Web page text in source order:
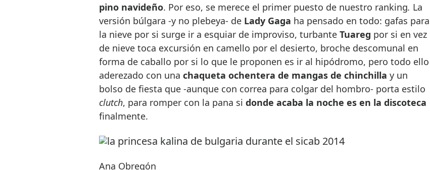
pino navideño. Por eso, se merece el primer puesto de nuestro ranking. La
versión búlgara -y no plebeya- deLady Gaga ha pensado en todo: gafas para
la nieve por si surge ir a esquiar de improviso, turbante Tuareg por si en vez
de nieve toca excursión en camello por el desierto, broche descomunal en
forma de caballo por si lo que le proponen es ir al hipódromo, pero todo ello
aderezado con una chaqueta ochentera de mangas de chinchilla y un
bolso de fiesta que -aunque con correa para colgar del hombro- porta estilo
clutch, para romper con la pana si donde acaba la noche es en la discoteca
finalmente.
Ana Obregón